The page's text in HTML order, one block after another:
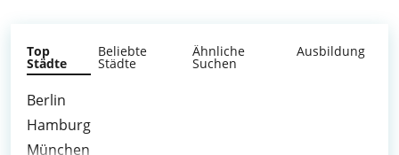
Top
Städte
Beliebte
Städte
Ähnliche
Suchen
Ausbildung
Berlin
Hamburg
München